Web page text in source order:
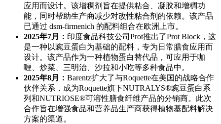
应用而设计。该增稠剂旨在提供粘合、凝胶和增稠功
能，同时帮助生产商减少对改性粘合剂的依赖。该产品
已通过 dsm-firmenich 的配料组合在欧洲上市。
2025年7月： 印度食品科技公司Prot推出了Prot Block，这
是一种以豌豆蛋白为基础的配料，专为日常膳食应用而
设计。该产品作为一种植物蛋白替代品，可应用于咖
喱、炒菜、三明治、沙拉和小吃等多种食品中。
2025年8月： Barentz扩大了与Roquette在美国的战略合作
伙伴关系，成为Roquette旗下NUTRALYS®豌豆蛋白系
列和NUTRIOSE®可溶性膳食纤维产品的分销商。此次
合作旨在增强食品和营养品生产商获得植物基配料解决
方案的渠道。